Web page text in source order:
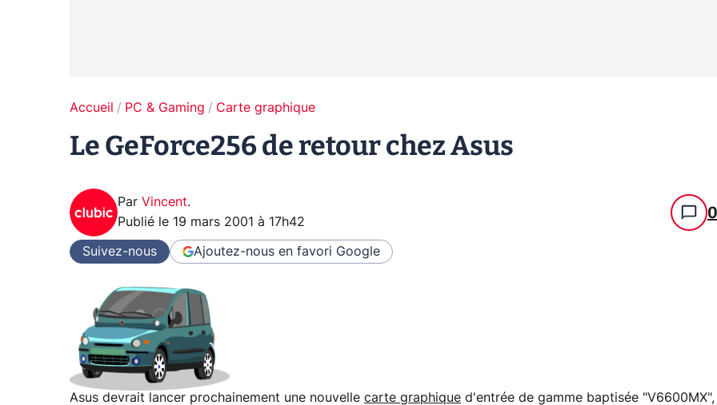
Accueil PC & Gaming Carte graphique
Le GeForce256 de retour chez Asus
Par Vincent.
Publié le 19 mars 2001 à 17h42 0
Suivez-nous Ajoutez-nous en favori Google
Asus devrait lancer prochainement une nouvelle carte graphique d'entrée de gamme baptisée "V6600MX",